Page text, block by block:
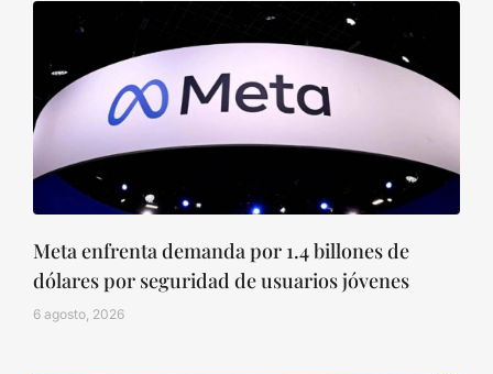
Meta enfrenta demanda por 1.4 billones de
dólares por seguridad de usuarios jóvenes
6 agosto, 2026